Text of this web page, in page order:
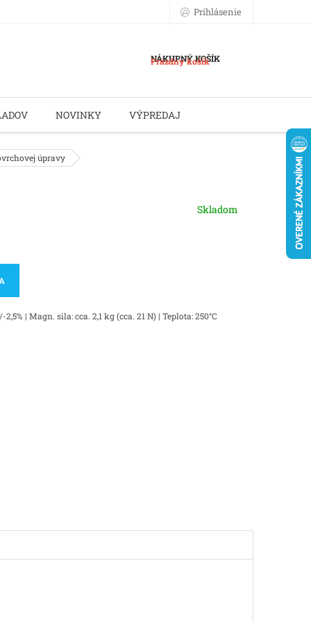
Prihlásenie
NÁKUPNÝ KOŠÍK
Prázdny košík
NOVINKY VÝPREDAJ
úpravy
Skladom
| Magn. sila: cca. 2,1 kg (cca. 21 N) | Teplota: 250°C